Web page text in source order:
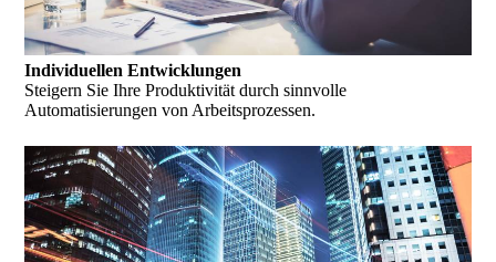
Individuellen Entwicklungen
Steigern Sie Ihre Produktivität durch sinnvolle
Automatisierungen von Arbeitsprozessen.